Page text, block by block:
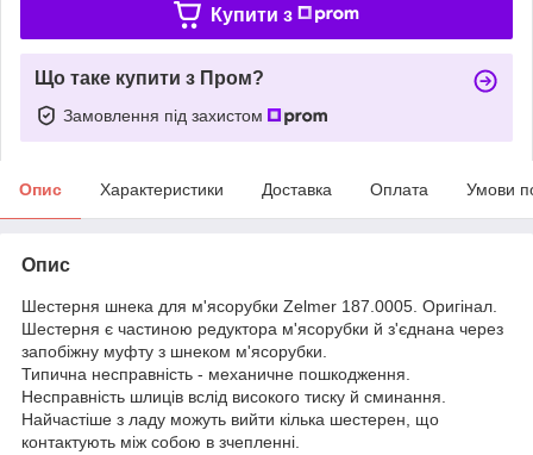
Купити з
Що таке купити з Пром?
Замовлення під захистом
Опис Характеристики Доставка Оплата Умови
Опис
Шестерня шнека для м'ясорубки Zelmer 187.0005. Оригінал.
Шестерня є частиною редуктора м'ясорубки й з'єднана через
запобіжну муфту з шнеком м'ясорубки.
Типична несправність - механичне пошкодження.
Несправність шлиців вслід високого тиску й сминання.
Найчастіше з ладу можуть вийти кілька шестерен, що
контактують між собою в зчепленні.